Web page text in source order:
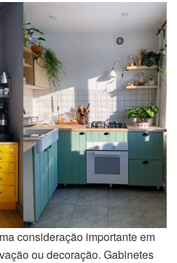
consideração importante em
ou decoração. Gabinetes